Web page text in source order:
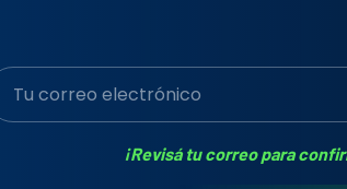
¡Revisá tu correo para